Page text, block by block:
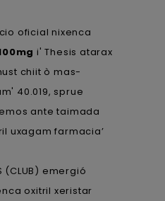
oficial nixenca
i' Thesis atarax
chiit ò mas-
40.019, sprue
ante taimada
uxagam farmacia’
emergió
oxitril xeristar